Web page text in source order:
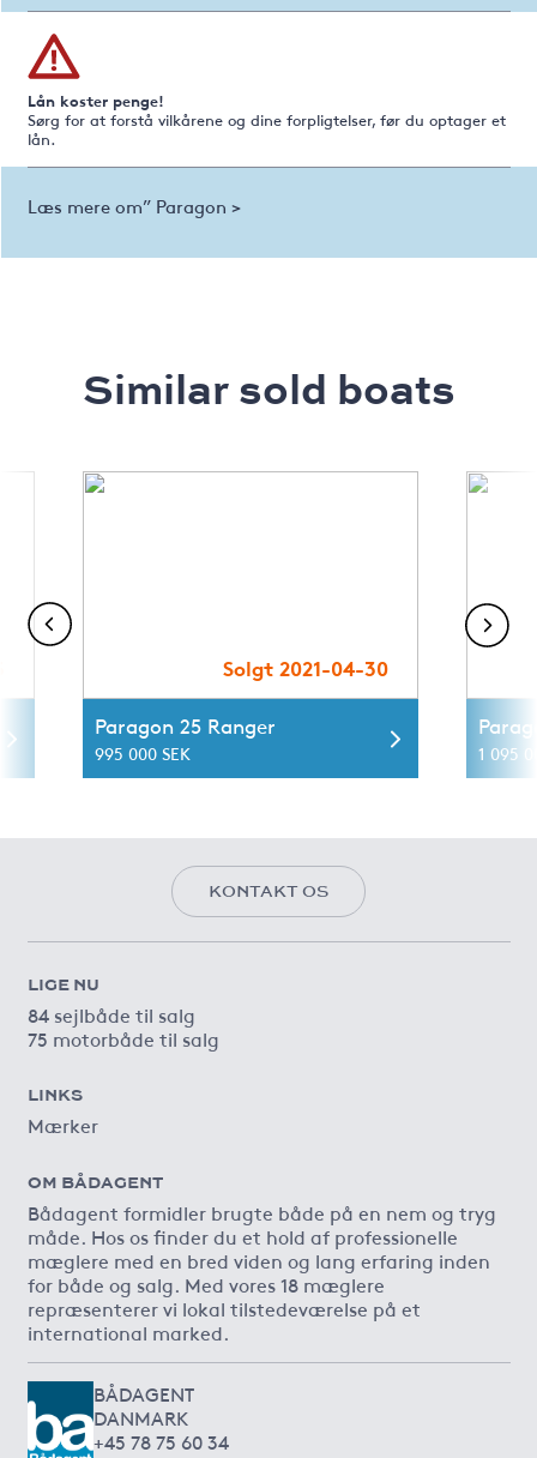
Lån koster penge!
Sørg for at forstå vilkårene og dine forpligtelser, før du optager et
lån.
Læs mere om” Paragon >
Similar sold boats
Solgt 2021-04-30
Paragon 25 Ranger
995 000 SEK 1 095
KONTAKT OS
LIGE NU
84 sejlbåde til salg
75 motorbåde til salg
LINKS
Mærker
OM BÅDAGENT
Bådagent formidler brugte både på en nem og tryg
måde. Hos os finder du et hold af professionelle
mæglere med en bred viden og lang erfaring inden
for både og salg. Med vores 18 mæglere
repræsenterer vi lokal tilstedeværelse på et
international marked.
BÅDAGENT
DANMARK
+45 78 75 60 34